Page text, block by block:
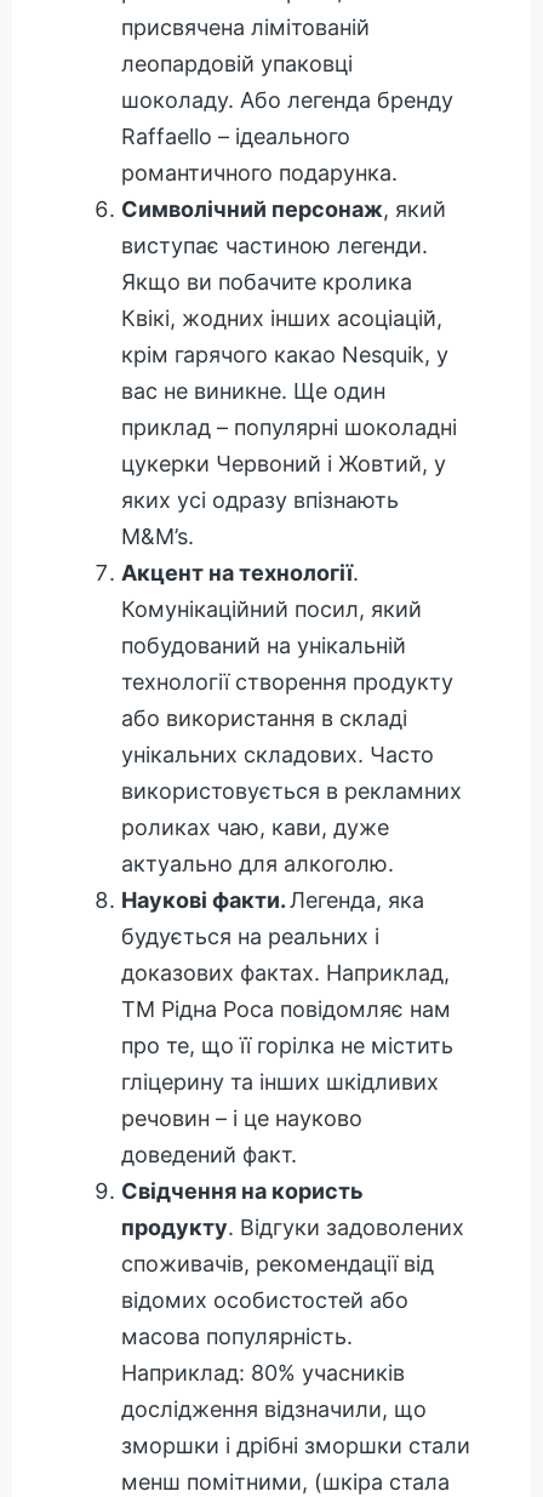
присвячена лімітованій
леопардовій упаковці
шоколаду. Або легенда бренду
Raffaello – ідеального
романтичного подарунка.
Символічний персонаж, який
виступає частиною легенди.
Якщо ви побачите кролика
Квікі, жодних інших асоціацій,
крім гарячого какао Nesquik, у
вас не виникне. Ще один
приклад – популярні шоколадні
цукерки Червоний і Жовтий, у
яких усі одразу впізнають
M&M’s.
Акцент на технології.
Комунікаційний посил, який
побудований на унікальній
технології створення продукту
або використання в складі
унікальних складових. Часто
використовується в рекламних
роликах чаю, кави, дуже
актуально для алкоголю.
Наукові факти.Легенда, яка
будується на реальних і
доказових фактах. Наприклад,
ТМ Рідна Роса повідомляє нам
про те, що її горілка не містить
гліцерину та інших шкідливих
речовин – і це науково
доведений факт.
Свідчення на користь
продукту. Відгуки задоволених
споживачів, рекомендації від
відомих особистостей або
масова популярність.
Наприклад: 80% учасників
дослідження відзначили, що
зморшки і дрібні зморшки стали
менш помітними, (шкіра стала